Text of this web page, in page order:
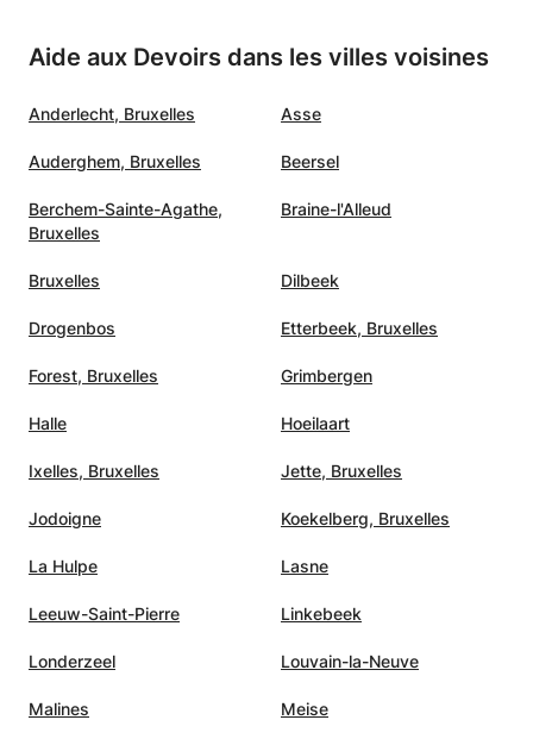
Aide aux Devoirs dans les villes voisines
Anderlecht, Bruxelles Asse
Auderghem, Bruxelles Beersel
Berchem-Sainte-Agathe,
Bruxelles
Braine-l'Alleud
Bruxelles Dilbeek
Drogenbos Etterbeek, Bruxelles
Forest, Bruxelles Grimbergen
Halle Hoeilaart
Ixelles, Bruxelles Jette, Bruxelles
Jodoigne Koekelberg, Bruxelles
La Hulpe Lasne
Leeuw-Saint-Pierre Linkebeek
Londerzeel Louvain-la-Neuve
Malines Meise